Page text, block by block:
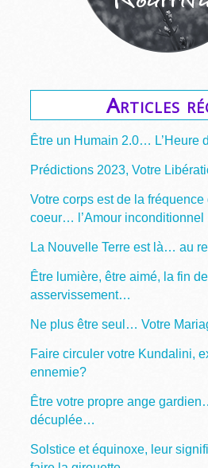
Articles
Être un Humain 2.0… L’Heure
Prédictions 2023, Votre
Votre corps est de la fréquence
coeur… l’Amour inconditionnel
La Nouvelle Terre est là… au
Être lumière, être aimé, la fin
asservissement…
Ne plus être seul… Votre
Faire circuler votre Kundalini,
ennemie?
Être votre propre ange
décuplée…
Solstice et équinoxe, leur